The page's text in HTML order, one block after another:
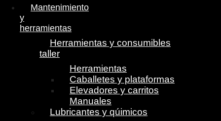
Mantenimiento
y
herramientas
Herramientas y consumibles
taller
Herramientas
Caballetes y plataformas
Elevadores y carritos
Manuales
Lubricantes y qúimicos